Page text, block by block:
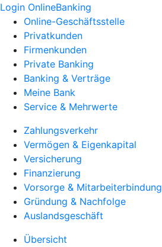
Login OnlineBanking
Online-Geschäftsstelle
Privatkunden
Firmenkunden
Private Banking
Banking & Verträge
Meine Bank
Service & Mehrwerte
Zahlungsverkehr
Vermögen & Eigenkapital
Versicherung
Finanzierung
Vorsorge & Mitarbeiterbindung
Gründung & Nachfolge
Auslandsgeschäft
Übersicht